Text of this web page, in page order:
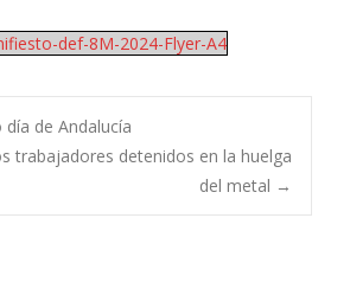
def-8M-2024-Flyer-A4
de Andalucía
trabajadores detenidos en la huelga
del metal →